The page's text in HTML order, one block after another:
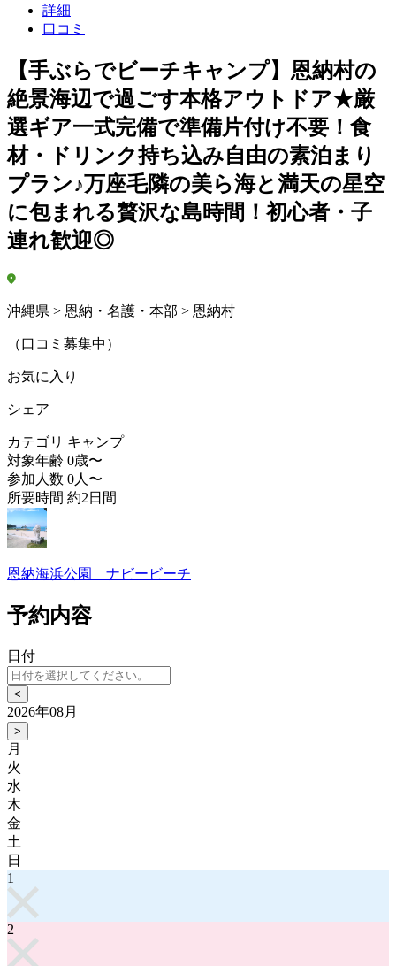
詳細
口コミ
【手ぶらでビーチキャンプ】恩納村の
絶景海辺で過ごす本格アウトドア★厳
選ギア一式完備で準備片付け不要！食
材・ドリンク持ち込み自由の素泊まり
プラン♪万座毛隣の美ら海と満天の星空
に包まれる贅沢な島時間！初心者・子
連れ歓迎◎
沖縄県 > 恩納・名護・本部 > 恩納村
（口コミ募集中）
お気に入り
シェア
カテゴリ キャンプ
対象年齢 0歳〜
参加人数 0人〜
所要時間 約2日間
恩納海浜公園 ナビービーチ
予約内容
日付
<
2026年08月
>
月
火
水
木
金
土
日
1
2